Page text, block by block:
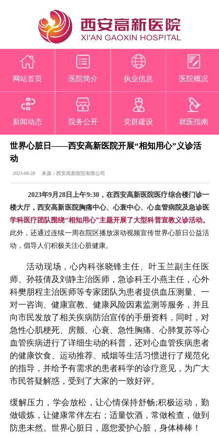
网站首页 医院简介 执业信息 医院概况
新闻动态 院务公开 党群建设 就医指南
世界心脏日——西安高新医院开展“相知用心”义诊活
动
2023-09-28 来源：西安高新医院有限公司
2023年9月28日上午9:30，在西安高新医院医疗综合楼门诊一
楼大厅，西安高新医院胸痛中心、心衰中心、心血管病院及急诊医
学科医疗团队围绕“相知用心”主题开展了大型科普宣教义诊活动。
此外，还通过连续一周在院区播放滚动视频宣传世界心脏日公益活
动，倡导人们积极关注心脏健康。
活动现场，心内科张晓锋主任、叶玉兰副主任医
师、孙筱倩及刘静主治医师，急诊科王小燕主任，心外
科樊朋程主治医师等专家团队为患者提供血压测量、一
对一咨询、健康宣教、健康风险因素监测等服务，并且
向市民发放了相关疾病防治宣传的手册资料，同时，对
急性心肌梗死、房颤、心衰、急性胸痛、心肺复苏等心
血管疾病进行了详细生动的科普，还对心血管疾病患者
的健康饮食、运动推荐、戒烟等生活习惯进行了规范化
的指导，并给予有需求的患者科学的诊疗意见，为广大
市民答疑解惑，受到了大家的一致好评。
缓解压力，学会放松，让心情保持舒畅;积极运动，勤
做锻炼，让健康常伴左右；适量饮酒，常做检查，做到
防患未然。世界心脏日，愿您爱护心脏，身体棒棒！